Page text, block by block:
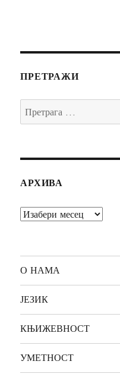
ПРЕТРАЖИ
Претрага
за:
АРХИВА
Архива
О НАМА
ЈЕЗИК
КЊИЖЕВНОСТ
УМЕТНОСТ